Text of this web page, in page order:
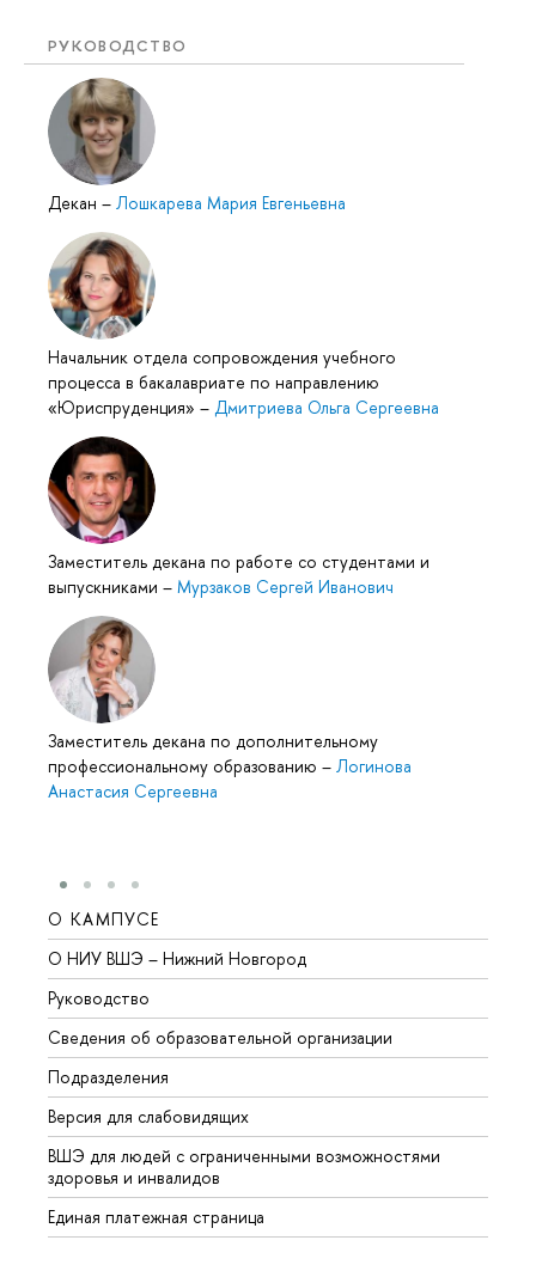
РУКОВОДСТВО
Декан – Лошкарева Мария Евгеньевна
Начальник отдела сопровождения учебного
процесса в бакалавриате по направлению
«Юриспруденция» – Дмитриева Ольга Сергеевна
Заместитель декана по работе со студентами и
выпускниками – Мурзаков Сергей Иванович
Заместитель декана по дополнительному
профессиональному образованию – Логинова
Анастасия Сергеевна
О КАМПУСЕ
О НИУ ВШЭ – Нижний Новгород
Руководство
Сведения об образовательной организации
Подразделения
Версия для слабовидящих
ВШЭ для людей с ограниченными возможностями
здоровья и инвалидов
Единая платежная страница